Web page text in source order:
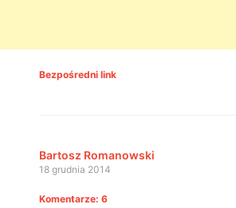
Bezpośredni link
Bartosz Romanowski
18 grudnia 2014
Komentarze: 6